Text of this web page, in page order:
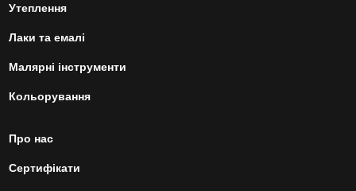
Утеплення
Лаки та емалі
Малярні інструменти
Кольорування
Про нас
Сертифікати